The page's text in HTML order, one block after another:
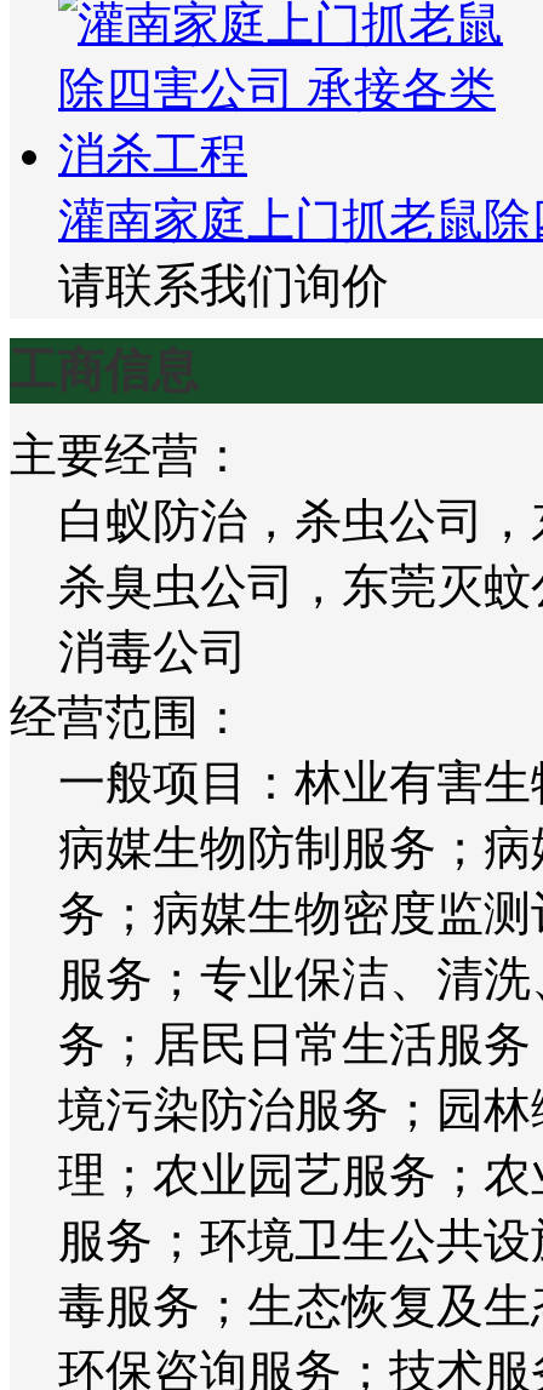
灌南家庭上门抓老鼠
请联系我们询价
工商信息
主要经营：
白蚁防治，杀虫公司
杀臭虫公司，东莞灭
消毒公司
经营范围：
一般项目：林业有害
病媒生物防制服务；
务；病媒生物密度监
服务；专业保洁、清
务；居民日常生活服
境污染防治服务；园
理；农业园艺服务；
服务；环境卫生公共
毒服务；生态恢复及
环保咨询服务；技术